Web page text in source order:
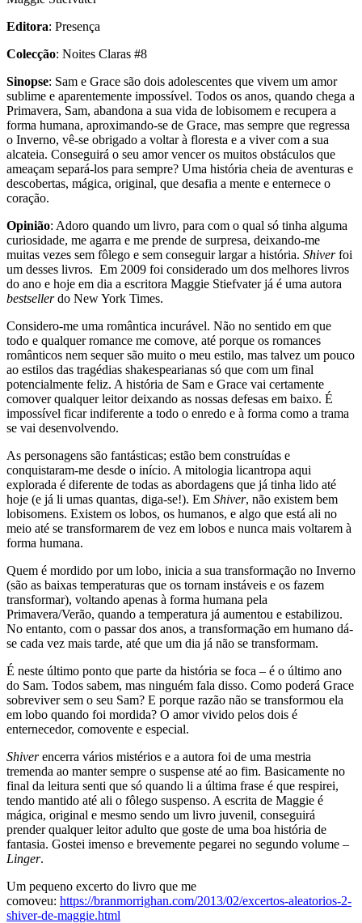
Editora: Presença
Colecção: Noites Claras #8
Sinopse: Sam e Grace são dois adolescentes que vivem um amor
sublime e aparentemente impossível. Todos os anos, quando chega a
Primavera, Sam, abandona a sua vida de lobisomem e recupera a
forma humana, aproximando-se de Grace, mas sempre que regressa
o Inverno, vê-se obrigado a voltar à floresta e a viver com a sua
alcateia. Conseguirá o seu amor vencer os muitos obstáculos que
ameaçam separá-los para sempre? Uma história cheia de aventuras e
descobertas, mágica, original, que desafia a mente e enternece o
coração.
Opinião: Adoro quando um livro, para com o qual só tinha alguma
curiosidade, me agarra e me prende de surpresa, deixando-me
muitas vezes sem fôlego e sem conseguir largar a história. Shiverfoi
um desses livros. Em 2009 foi considerado um dos melhores livros
do ano e hoje em dia a escritora Maggie Stiefvater já é uma autora
bestsellerdo New York Times.
Considero-me uma romântica incurável. Não no sentido em que
todo e qualquer romance me comove, até porque os romances
românticos nem sequer são muito o meu estilo, mas talvez um pouco
ao estilos das tragédias shakespearianas só que com um final
potencialmente feliz. A história de Sam e Grace vai certamente
comover qualquer leitor deixando as nossas defesas em baixo. É
impossível ficar indiferente a todo o enredo e à forma como a trama
se vai desenvolvendo.
As personagens são fantásticas; estão bem construídas e
conquistaram-me desde o início. A mitologia licantropa aqui
explorada é diferente de todas as abordagens que já tinha lido até
hoje (e já li umas quantas, diga-se!). Em Shiver, não existem bem
lobisomens. Existem os lobos, os humanos, e algo que está ali no
meio até se transformarem de vez em lobos e nunca mais voltarem à
forma humana.
Quem é mordido por um lobo, inicia a sua transformação no Inverno
(são as baixas temperaturas que os tornam instáveis e os fazem
transformar), voltando apenas à forma humana pela
Primavera/Verão, quando a temperatura já aumentou e estabilizou.
No entanto, com o passar dos anos, a transformação em humano dá-
se cada vez mais tarde, até que um dia já não se transformam.
É neste último ponto que parte da história se foca – é o último ano
do Sam. Todos sabem, mas ninguém fala disso. Como poderá Grace
sobreviver sem o seu Sam? E porque razão não se transformou ela
em lobo quando foi mordida? O amor vivido pelos dois é
enternecedor, comovente e especial.
Shiverencerra vários mistérios e a autora foi de uma mestria
tremenda ao manter sempre o suspense até ao fim. Basicamente no
final da leitura senti que só quando li a última frase é que respirei,
tendo mantido até ali o fôlego suspenso. A escrita de Maggie é
mágica, original e mesmo sendo um livro juvenil, conseguirá
prender qualquer leitor adulto que goste de uma boa história de
fantasia. Gostei imenso e brevemente pegarei no segundo volume –
Linger.
Um pequeno excerto do livro que me
comoveu: https://branmorrighan.com/2013/02/excertos-aleatorios-2-
shiver-de-maggie.html